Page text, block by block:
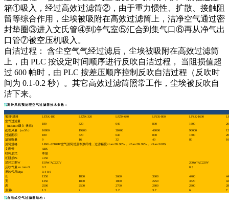
箱①吸入，经过高效过滤筒②，由于重力惯性、扩散、接触阻
留等综合作用，尘埃被吸附在高效过滤筒上，洁净空气通过密
封垫圈③进入文氏管④到净气室⑤汇合到集气口⑥再从净气出
口管⑦被空压机吸入。
自洁过程： 含尘空气气经过滤后，尘埃被吸附在高效过滤筒
上，由 PLC 按设定时间顺序进行反吹自洁过程， 当阻损值超
过 600 帕时，由 PLC 按差压顺序控制反吹自洁过程（反吹时
间为 0.1-0.2 秒）。其它高效过滤筒照常工作，尘埃被反吹自
洁下来。
高炉风机预处理空气过滤器技术参数：
项目\规格 LFZK-180 LFZK-320 LFZK-640 LFZK-800 LFZK-1600
空气过滤量
180
320 640 800 1600
（m3/min吸入 状态）
处理风量 （m3/h）
10800 19200 38400 48000 96000
过滤面积
180 320 640 800 1600
滤筒数量
9 16 32 40 80
滤筒规格
LFKL-3210HV空气滤筒优质木浆纤维，过滤精度≥1um/99.96%， ≥2um/99.99%， ≥3um/100%
文氏管
ABS
结构形式
单层
初阻损Pa
≤150
消耗功率W
150W/AC220V
200W/AC220V
反吹气量 m /min3
0.2
0.3
反吹气压Mpa
0.4-0.6
长
1350 1800 3600 3600 4400
宽
1350 1800 1800 2250 3520
高
2500 2500 2700 2800 2800
质量t
1.5 2 3.2 3.7 6 7
自洁式空气过滤器结构：